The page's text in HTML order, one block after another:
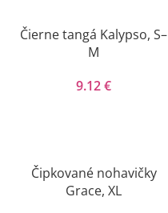
Čierne tangá Kalypso, S–
M
9.12€
Čipkované nohavičky
Grace, XL